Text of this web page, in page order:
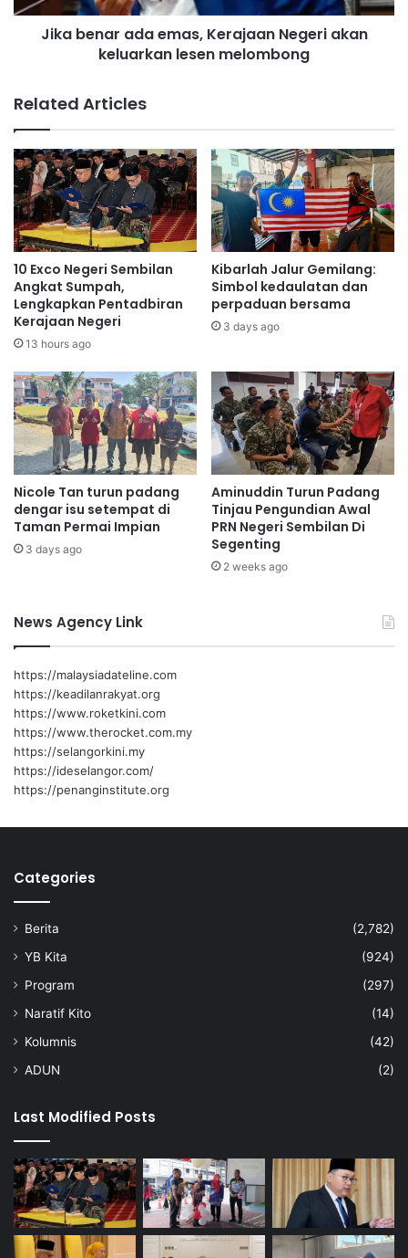
i
m
b
a
n
g
a
n
k
e
w
a
n
g
n
d
a
i
p
a
d
a
A
u
d
i
n
r
m
a
s
,
K
e
r
a
j
a
a
n
N
g
e
r
a
k
a
n
k
e
r
k
n
l
e
s
e
n
m
m
n
g
Jika benar ada emas, Kerajaan Negeri akan
keluarkan lesen melombong
Related Articles
10 Exco Negeri Sembilan
Angkat Sumpah,
Lengkapkan Pentadbiran
Kerajaan Negeri
13 hours ago
Kibarlah Jalur Gemilang:
Simbol kedaulatan dan
perpaduan bersama
3 days ago
Nicole Tan turun padang
dengar isu setempat di
Taman Permai Impian
3 days ago
Aminuddin Turun Padang
Tinjau Pengundian Awal
PRN Negeri Sembilan Di
Segenting
2 weeks ago
News Agency Link
https://malaysiadateline.com
https://keadilanrakyat.org
https://www.roketkini.com
https://www.therocket.com.my
https://selangorkini.my
https://ideselangor.com/
https://penanginstitute.org
Categories
Berita
(2,782)
YB Kita
(924)
Program
(297)
Naratif Kito
(14)
Kolumnis
(42)
ADUN
(2)
Last Modified Posts